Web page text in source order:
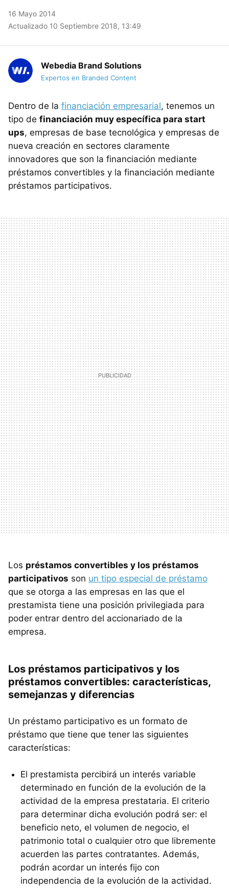
16 Mayo 2014
Actualizado 10 Septiembre 2018, 13:49
Webedia Brand Solutions
Expertos en Branded Content
Dentro de la financiación empresarial, tenemos un
tipo de financiación muy específica para start
ups, empresas de base tecnológica y empresas de
nueva creación en sectores claramente
innovadores que son la financiación mediante
préstamos convertibles y la financiación mediante
préstamos participativos.
Los préstamos convertibles y los préstamos
participativos son un tipo especial de préstamo
que se otorga a las empresas en las que el
prestamista tiene una posición privilegiada para
poder entrar dentro del accionariado de la
empresa.
Los préstamos participativos y los
préstamos convertibles: características,
semejanzas y diferencias
Un préstamo participativo es un formato de
préstamo que tiene que tener las siguientes
características:
El prestamista percibirá un interés variable
determinado en función de la evolución de la
actividad de la empresa prestataria. El criterio
para determinar dicha evolución podrá ser: el
beneficio neto, el volumen de negocio, el
patrimonio total o cualquier otro que libremente
acuerden las partes contratantes. Además,
podrán acordar un interés fijo con
independencia de la evolución de la actividad.